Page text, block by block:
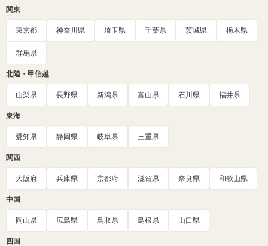
関東
東京都 神奈川県 埼玉県 千葉県 茨城県 栃木県
群馬県
北陸・甲信越
山梨県 長野県 新潟県 富山県 石川県 福井県
東海
愛知県 静岡県 岐阜県 三重県
関西
大阪府 兵庫県 京都府 滋賀県 奈良県 和歌山県
中国
岡山県 広島県 鳥取県 島根県 山口県
四国